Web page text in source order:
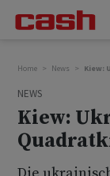
Home News Kiew:
NEWS
Kiew: